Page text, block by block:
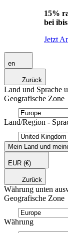
15%
bei ibis
Jetzt
en
Zurück
Land und Sprache
Geografische Zone
Land/Region -
Mein Land und
EUR (€)
Zurück
Währung unten
Geografische Zone
Währung